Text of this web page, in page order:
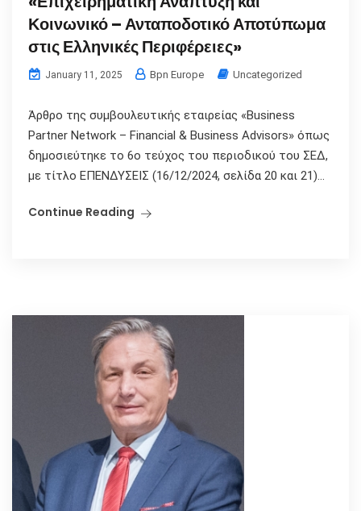
Κοινωνικό – Ανταποδοτικό Αποτύπωμα
στις Ελληνικές Περιφέρειες»
January 11, 2025 Bpn Europe Uncategorized
Άρθρο της συμβουλευτικής εταιρείας «Business
Partner Network – Financial & Business Advisors» όπως
δημοσιεύτηκε το 6ο τεύχος του περιοδικού του ΣΕΔ,
με τίτλο ΕΠΕΝΔΥΣΕΙΣ (16/12/2024, σελίδα 20 και 21)...
Continue Reading